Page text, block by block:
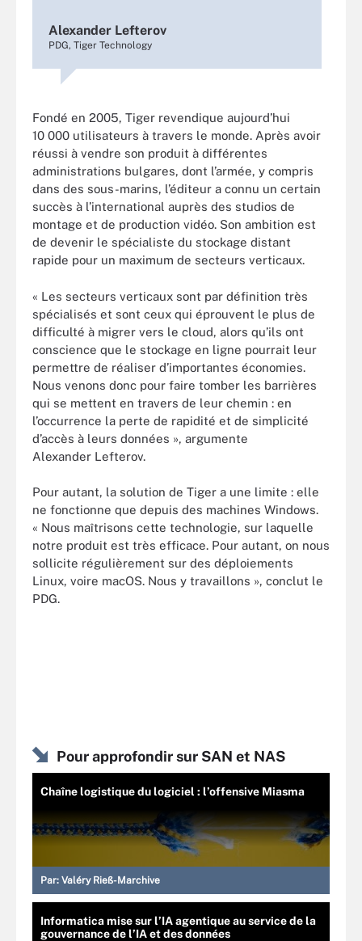
Alexander Lefterov
PDG, Tiger Technology
Fondé en 2005, Tiger revendique aujourd’hui
10 000 utilisateurs à travers le monde. Après avoir
réussi à vendre son produit à différentes
administrations bulgares, dont l’armée, y compris
dans des sous-marins, l’éditeur a connu un certain
succès à l’international auprès des studios de
montage et de production vidéo. Son ambition est
de devenir le spécialiste du stockage distant
rapide pour un maximum de secteurs verticaux.
« Les secteurs verticaux sont par définition très
spécialisés et sont ceux qui éprouvent le plus de
difficulté à migrer vers le cloud, alors qu’ils ont
conscience que le stockage en ligne pourrait leur
permettre de réaliser d’importantes économies.
Nous venons donc pour faire tomber les barrières
qui se mettent en travers de leur chemin : en
l’occurrence la perte de rapidité et de simplicité
d’accès à leurs données », argumente
Alexander Lefterov.
Pour autant, la solution de Tiger a une limite : elle
ne fonctionne que depuis des machines Windows.
« Nous maîtrisons cette technologie, sur laquelle
notre produit est très efficace. Pour autant, on nous
sollicite régulièrement sur des déploiements
Linux, voire macOS. Nous y travaillons », conclut le
PDG.
Pour approfondir sur SAN et NAS
Chaîne logistique du logiciel : l’offensive Miasma
Par: Valéry Rieß-Marchive
Informatica mise sur l’IA agentique au service de la
gouvernance de l’IA et des données